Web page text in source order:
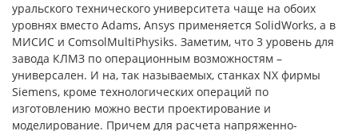
уральского технического университета чаще на обоих
уровнях вместо Adams, Ansys применяется SolidWorks, а в
МИСИС и ComsolMultiPhysiks. Заметим, что 3 уровень для
завода КЛМЗ по операционным возможностям –
универсален. И на, так называемых, станках NX фирмы
Siemens, кроме технологических операций по
изготовлению можно вести проектирование и
моделирование. Причем для расчета напряженно-